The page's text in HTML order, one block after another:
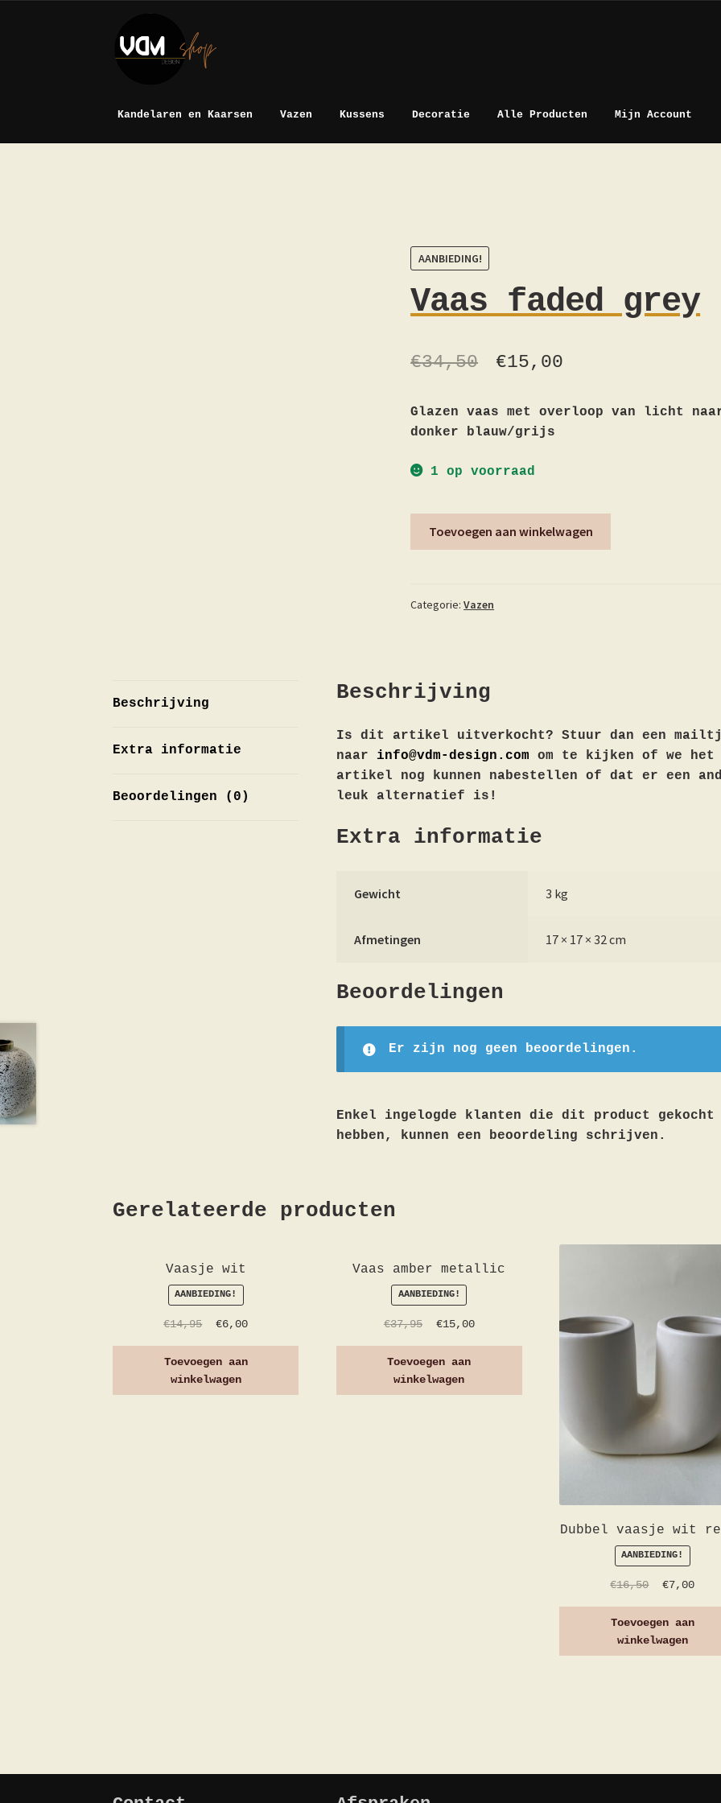
naar
navigatie
de
Kandelaren en Kaarsen Vazen Kussens Decoratie Alle Producten Mijn Account
AANBIEDING!
Vaas faded grey
€34,50 €15,00
Glazen vaas met overloop van licht
donker blauw/grijs
1 op voorraad
Toevoegen aan winkelwagen
Categorie:Vazen
Beschrijving
Extra informatie
Beoordelingen (0)
Beschrijving
Is dit artikel uitverkocht? Stuur dan een
naar info@vdm-design.com om te kijken of we het
artikel nog kunnen nabestellen of dat er een
leuk alternatief is!
Extra informatie
Gewicht 3 kg
Afmetingen 17 × 17 × 32 cm
Beoordelingen
Er zijn nog geen beoordelingen.
Enkel ingelogde klanten die dit product gekocht
hebben, kunnen een beoordeling schrijven.
Gerelateerde producten
Vaasje wit
AANBIEDING!
€14,95 €6,00
Toevoegen aan
winkelwagen
Vaas amber metallic
AANBIEDING!
€37,95 €15,00
Toevoegen aan
winkelwagen
Dubbel vaasje wit
AANBIEDING!
€16,50 €7,00
Toevoegen aan
winkelwagen